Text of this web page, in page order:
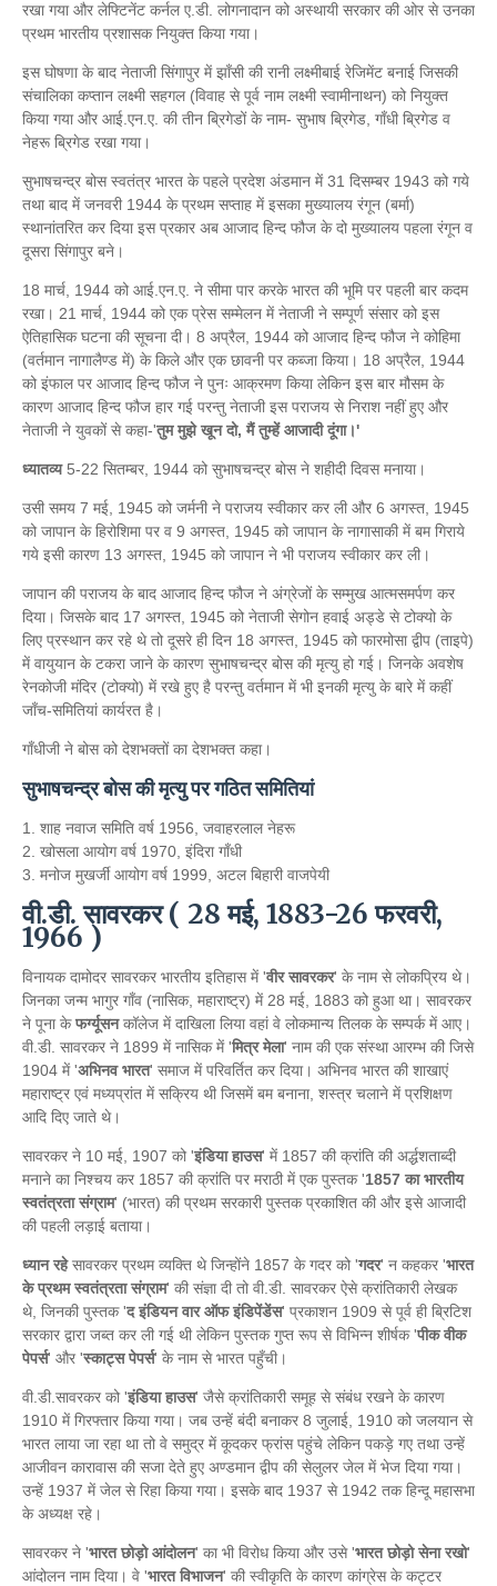
रखा गया और लेफ्टिनेंट कर्नल ए.डी. लोगनादान को अस्थायी सरकार की ओर से उनका
प्रथम भारतीय प्रशासक नियुक्त किया गया।
इस घोषणा के बाद नेताजी सिंगापुर में झाँसी की रानी लक्ष्मीबाई रेजिमेंट बनाई जिसकी
संचालिका कप्तान लक्ष्मी सहगल (विवाह से पूर्व नाम लक्ष्मी स्वामीनाथन) को नियुक्त
किया गया और आई.एन.ए. की तीन ब्रिगेडों के नाम- सुभाष ब्रिगेड, गाँधी ब्रिगेड व
नेहरू ब्रिगेड रखा गया।
सुभाषचन्द्र बोस स्वतंत्र भारत के पहले प्रदेश अंडमान में 31 दिसम्बर 1943 को गये
तथा बाद में जनवरी 1944 के प्रथम सप्ताह में इसका मुख्यालय रंगून (बर्मा)
स्थानांतरित कर दिया इस प्रकार अब आजाद हिन्द फौज के दो मुख्यालय पहला रंगून व
दूसरा सिंगापुर बने।
18 मार्च, 1944 को आई.एन.ए. ने सीमा पार करके भारत की भूमि पर पहली बार कदम
रखा। 21 मार्च, 1944 को एक प्रेस सम्मेलन में नेताजी ने सम्पूर्ण संसार को इस
ऐतिहासिक घटना की सूचना दी। 8 अप्रैल, 1944 को आजाद हिन्द फौज ने कोहिमा
(वर्तमान नागालैण्ड में) के किले और एक छावनी पर कब्जा किया। 18 अप्रैल, 1944
को इंफाल पर आजाद हिन्द फौज ने पुनः आक्रमण किया लेकिन इस बार मौसम के
कारण आजाद हिन्द फौज हार गई परन्तु नेताजी इस पराजय से निराश नहीं हुए और
नेताजी ने युवकों से कहा-'तुम मुझे खून दो, मैं तुम्हें आजादी दूंगा।'
ध्यातव्य 5-22 सितम्बर, 1944 को सुभाषचन्द्र बोस ने शहीदी दिवस मनाया।
उसी समय 7 मई, 1945 को जर्मनी ने पराजय स्वीकार कर ली और 6 अगस्त, 1945
को जापान के हिरोशिमा पर व 9 अगस्त, 1945 को जापान के नागासाकी में बम गिराये
गये इसी कारण 13 अगस्त, 1945 को जापान ने भी पराजय स्वीकार कर ली।
जापान की पराजय के बाद आजाद हिन्द फौज ने अंग्रेजों के सम्मुख आत्मसमर्पण कर
दिया। जिसके बाद 17 अगस्त, 1945 को नेताजी सेगोन हवाई अड्डे से टोक्यो के
लिए प्रस्थान कर रहे थे तो दूसरे ही दिन 18 अगस्त, 1945 को फारमोसा द्वीप (ताइपे)
में वायुयान के टकरा जाने के कारण सुभाषचन्द्र बोस की मृत्यु हो गई। जिनके अवशेष
रेनकोजी मंदिर (टोक्यो) में रखे हुए है परन्तु वर्तमान में भी इनकी मृत्यु के बारे में कहीं
जाँच-समितियां कार्यरत है।
गाँधीजी ने बोस को देशभक्तों का देशभक्त कहा।
सुभाषचन्द्र बोस की मृत्यु पर गठित समितियां
1. शाह नवाज समिति वर्ष 1956, जवाहरलाल नेहरू
2. खोसला आयोग वर्ष 1970, इंदिरा गाँधी
3. मनोज मुखर्जी आयोग वर्ष 1999, अटल बिहारी वाजपेयी
वी.डी. सावरकर ( 28 मई, 1883-26 फरवरी,
1966 )
विनायक दामोदर सावरकर भारतीय इतिहास में 'वीर सावरकर' के नाम से लोकप्रिय थे।
जिनका जन्म भागुर गाँव (नासिक, महाराष्ट्र) में 28 मई, 1883 को हुआ था। सावरकर
ने पूना केफर्ग्यूसनकॉलेज में दाखिला लिया वहां वे लोकमान्य तिलक के सम्पर्क में आए।
वी.डी. सावरकर ने 1899 में नासिक में 'मित्र मेला' नाम की एक संस्था आरम्भ की जिसे
1904 में 'अभिनव भारत' समाज में परिवर्तित कर दिया। अभिनव भारत की शाखाएं
महाराष्ट्र एवं मध्यप्रांत में सक्रिय थी जिसमें बम बनाना, शस्त्र चलाने में प्रशिक्षण
आदि दिए जाते थे।
सावरकर ने 10 मई, 1907 को 'इंडिया हाउस' में 1857 की क्रांति की अर्द्धशताब्दी
मनाने का निश्चय कर 1857 की क्रांति पर मराठी में एक पुस्तक '1857 का भारतीय
स्वतंत्रता संग्राम' (भारत) की प्रथम सरकारी पुस्तक प्रकाशित की और इसे आजादी
की पहली लड़ाई बताया।
ध्यान रहेसावरकर प्रथम व्यक्ति थे जिन्होंने 1857 के गदर को 'गदर' न कहकर 'भारत
के प्रथम स्वतंत्रता संग्राम' की संज्ञा दी तो वी.डी. सावरकर ऐसे क्रांतिकारी लेखक
थे, जिनकी पुस्तक 'द इंडियन वार ऑफ इंडिपेंडेंस' प्रकाशन 1909 से पूर्व ही ब्रिटिश
सरकार द्वारा जब्त कर ली गई थी लेकिन पुस्तक गुप्त रूप से विभिन्न शीर्षक 'पीक वीक
पेपर्स' और 'स्काट्स पेपर्स' के नाम से भारत पहुँची।
वी.डी.सावरकर को 'इंडिया हाउस' जैसे क्रांतिकारी समूह से संबंध रखने के कारण
1910 में गिरफ्तार किया गया। जब उन्हें बंदी बनाकर 8 जुलाई, 1910 को जलयान से
भारत लाया जा रहा था तो वे समुद्र में कूदकर फ्रांस पहुंचे लेकिन पकड़े गए तथा उन्हें
आजीवन कारावास की सजा देते हुए अण्डमान द्वीप की सेलुलर जेल में भेज दिया गया।
उन्हें 1937 में जेल से रिहा किया गया। इसके बाद 1937 से 1942 तक हिन्दू महासभा
के अध्यक्ष रहे।
सावरकर ने 'भारत छोड़ो आंदोलन' का भी विरोध किया और उसे 'भारत छोड़ो सेना रखो'
आंदोलन नाम दिया। वे 'भारत विभाजन' की स्वीकृति के कारण कांग्रेस के कट्टर